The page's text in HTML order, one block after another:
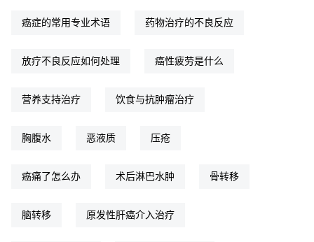
癌症的常用专业术语 药物治疗的不良反应
放疗不良反应如何处理 癌性疲劳是什么
营养支持治疗 饮食与抗肿瘤治疗
胸腹水 恶液质 压疮
癌痛了怎么办 术后淋巴水肿 骨转移
脑转移 原发性肝癌介入治疗